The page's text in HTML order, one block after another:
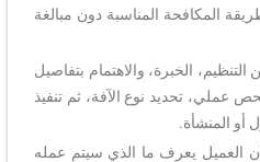
المكافحة المناسبة دون مبالغة
الخبرة، والاهتمام بتفاصيل
عملي، تحديد نوع الآفة، ثم تنفيذ
أو المنشأة.
العميل يعرف ما الذي سيتم عمله